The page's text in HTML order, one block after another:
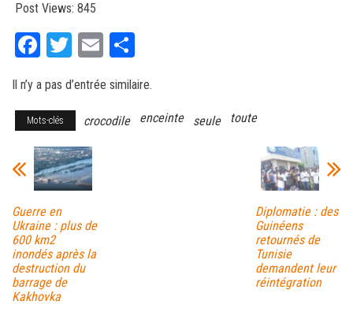
Post Views: 845
Fa
bo
ok
T
tt
er
E
ail ag
er
Il n’y a pas d’entrée similaire.
Mots-clés crocodile enceinte seule toute
Guerre en
Ukraine : plus de
600 km2
inondés après la
destruction du
barrage de
Kakhovka
Diplomatie : des
Guinéens
retournés de
Tunisie
demandent leur
réintégration